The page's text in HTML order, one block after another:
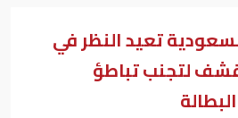
تعيد النظر في
لتجنب تباطؤ